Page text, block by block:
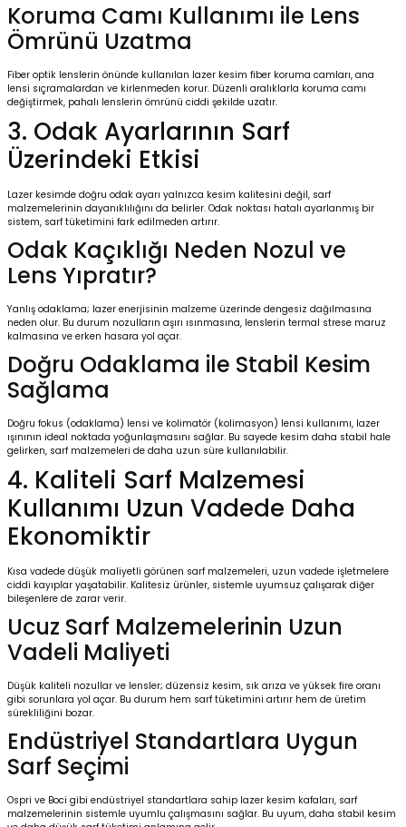
Koruma Camı Kullanımı ile Lens
Ömrünü Uzatma
Fiber optik lenslerin önünde kullanılan lazer kesim fiber koruma camları, ana
lensi sıçramalardan ve kirlenmeden korur. Düzenli aralıklarla koruma camı
değiştirmek, pahalı lenslerin ömrünü ciddi şekilde uzatır.
3. Odak Ayarlarının Sarf
Üzerindeki Etkisi
Lazer kesimde doğru odak ayarı yalnızca kesim kalitesini değil, sarf
malzemelerinin dayanıklılığını da belirler. Odak noktası hatalı ayarlanmış bir
sistem, sarf tüketimini fark edilmeden artırır.
Odak Kaçıklığı Neden Nozul ve
Lens Yıpratır?
Yanlış odaklama; lazer enerjisinin malzeme üzerinde dengesiz dağılmasına
neden olur. Bu durum nozulların aşırı ısınmasına, lenslerin termal strese maruz
kalmasına ve erken hasara yol açar.
Doğru Odaklama ile Stabil Kesim
Sağlama
Doğru fokus (odaklama) lensi ve kolimatör (kolimasyon) lensi kullanımı, lazer
ışınının ideal noktada yoğunlaşmasını sağlar. Bu sayede kesim daha stabil hale
gelirken, sarf malzemeleri de daha uzun süre kullanılabilir.
4. Kaliteli Sarf Malzemesi
Kullanımı Uzun Vadede Daha
Ekonomiktir
Kısa vadede düşük maliyetli görünen sarf malzemeleri, uzun vadede işletmelere
ciddi kayıplar yaşatabilir. Kalitesiz ürünler, sistemle uyumsuz çalışarak diğer
bileşenlere de zarar verir.
Ucuz Sarf Malzemelerinin Uzun
Vadeli Maliyeti
Düşük kaliteli nozullar ve lensler; düzensiz kesim, sık arıza ve yüksek fire oranı
gibi sorunlara yol açar. Bu durum hem sarf tüketimini artırır hem de üretim
sürekliliğini bozar.
Endüstriyel Standartlara Uygun
Sarf Seçimi
Ospri ve Boci gibi endüstriyel standartlara sahip lazer kesim kafaları, sarf
malzemelerinin sistemle uyumlu çalışmasını sağlar. Bu uyum, daha stabil kesim